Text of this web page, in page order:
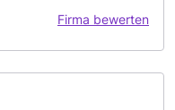
Firma bewerten